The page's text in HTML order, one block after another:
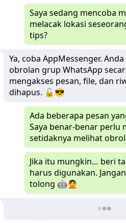
Saya sedang mencoba
melacak lokasi
tips?
Ya, coba AppMessenger.
obrolan grup WhatsApp
mengakses pesan, file, dan
dihapus. 🔓😎
Ada beberapa pesan
Saya benar-benar perlu
setidaknya melihat
Jika itu mungkin… beri
harus digunakan.
tolong 🤖🙅